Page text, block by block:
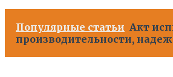
Популярные статьи Акт
производительности,